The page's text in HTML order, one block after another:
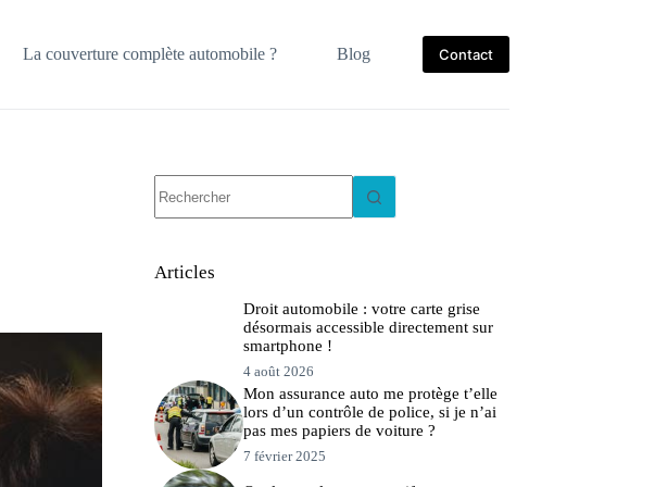
La couverture complète automobile ? Blog Contact
résultat
Articles
Droit automobile : votre carte grise
désormais accessible directement sur
smartphone !
4 août 2026
Mon assurance auto me protège t’elle
lors d’un contrôle de police, si je n’ai
pas mes papiers de voiture ?
7 février 2025